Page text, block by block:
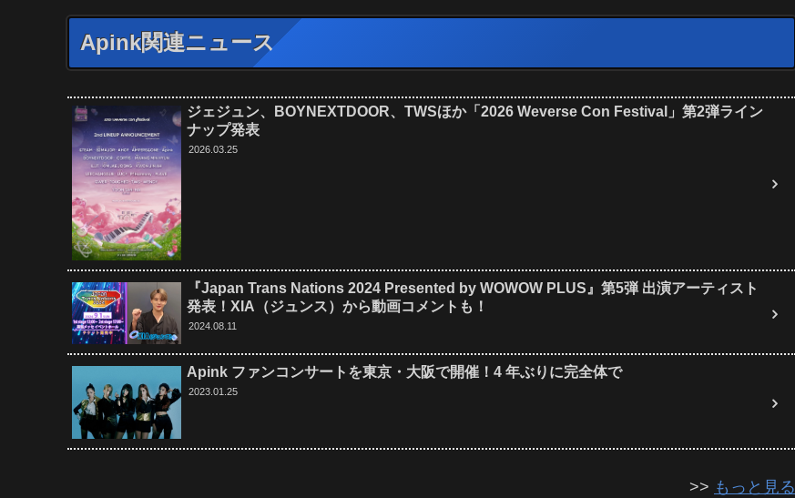
Apink関連ニュース
ジェジュン、BOYNEXTDOOR、TWSほか「2026 Weverse Con Festival」第2弾ライン
ナップ発表
2026.03.25
『Japan Trans Nations 2024 Presented by WOWOW PLUS』第5弾 出演アーティスト
発表！XIA（ジュンス）から動画コメントも！
2024.08.11
Apink ファンコンサートを東京・大阪で開催！4 年ぶりに完全体で
2023.01.25
>> もっと見る